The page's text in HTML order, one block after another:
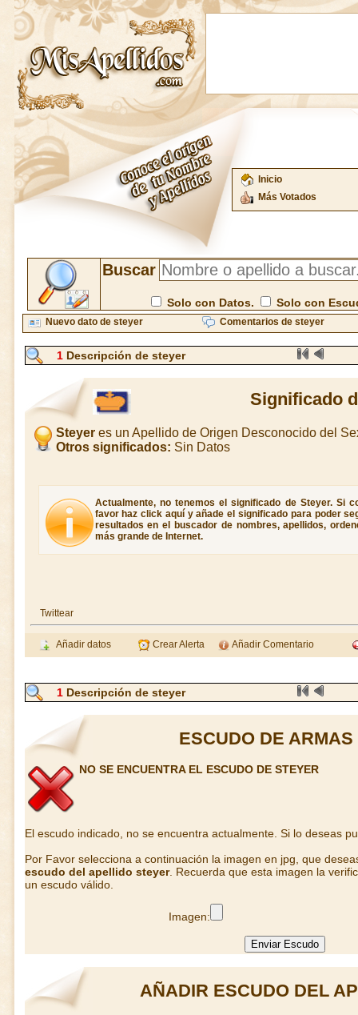
Inicio
Más Votados
Buscar
Solo con Datos. Solo con
Nuevo dato de steyer Comentarios de steyer
1 Descripción de steyer
Significado
Steyeres un Apellido de Origen Desconocido del
Otros significados: Sin Datos
Actualmente, no tenemos el significado de Steyer. Si
favor haz click aquí y añade el significado para poder
resultados en el buscador de nombres, apellidos,
más grande de Internet.
Twittear
Añadir datos Crear Alerta Añadir Comentario
1 Descripción de steyer
ESCUDO DE
NO SE ENCUENTRA EL ESCUDO DE STEYER
El escudo indicado, no se encuentra actualmente. Si lo deseas
Por Favor selecciona a continuación la imagen en jpg, que
escudo del apellido steyer. Recuerda que esta imagen la
un escudo válido.
Imagen:
AÑADIR ESCUDO DEL